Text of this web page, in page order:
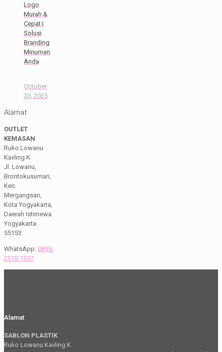
Logo
Murah &
Cepat |
Solusi
Branding
Minuman
Anda
October
20, 2025
Alamat
OUTLET
KEMASAN
Ruko Lowanu
Kavling K
Jl. Lowanu,
Brontokusuman,
Kec.
Mergangsan,
Kota Yogyakarta,
Daerah Istimewa
Yogyakarta.
55153
WhatsApp: 0895-
2510-1557
Alamat
SABLON PLASTIK
Ruko Lowanu Kavling K